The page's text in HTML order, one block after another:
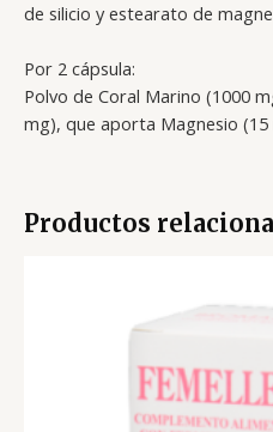
de silicio y estearato de
Por 2 cápsula:
Polvo de Coral Marino (1000
mg), que aporta Magnesio (15
Productos